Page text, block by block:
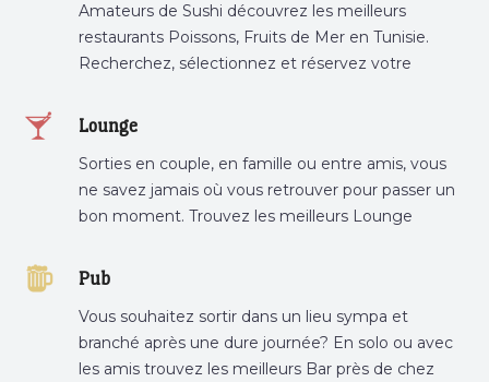
Amateurs de Sushi découvrez les meilleurs
restaurants Poissons, Fruits de Mer en Tunisie.
Recherchez, sélectionnez et réservez votre
Lounge
Sorties en couple, en famille ou entre amis, vous
ne savez jamais où vous retrouver pour passer un
bon moment. Trouvez les meilleurs Lounge
Pub
Vous souhaitez sortir dans un lieu sympa et
branché après une dure journée? En solo ou avec
les amis trouvez les meilleurs Bar près de chez